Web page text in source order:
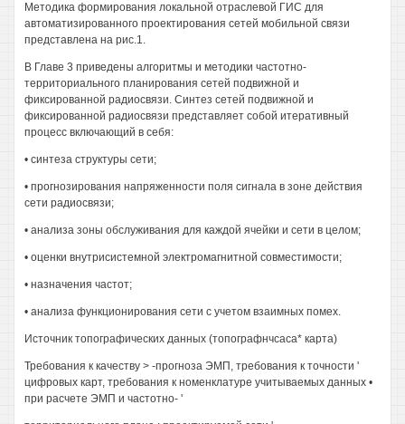
Методика формирования локальной отраслевой ГИС для
автоматизированного проектирования сетей мобильной связи
представлена на рис.1.
В Главе 3 приведены алгоритмы и методики частотно-
территориального планирования сетей подвижной и
фиксированной радиосвязи. Синтез сетей подвижной и
фиксированной радиосвязи представляет собой итеративный
процесс включающий в себя:
• синтеза структуры сети;
• прогнозирования напряженности поля сигнала в зоне действия
сети радиосвязи;
• анализа зоны обслуживания для каждой ячейки и сети в целом;
• оценки внутрисистемной электромагнитной совместимости;
• назначения частот;
• анализа функционирования сети с учетом взаимных помех.
Источник топографических данных (топографнчсаса* карта)
Требования к качеству > -прогноза ЭМП, требования к точности '
цифровых карт, требования к номенклатуре учитываемых данных •
при расчете ЭМП и частотно- '